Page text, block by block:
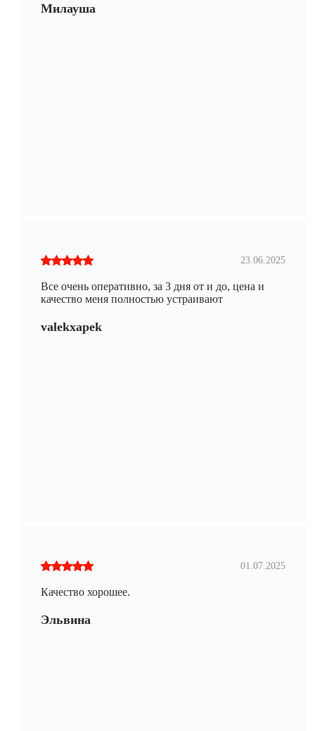
Милауша
23.06.2025
Все очень оперативно, за 3 дня от и до, цена и
качество меня полностью устраивают
valekxapek
01.07.2025
Качество хорошее.
Эльвина